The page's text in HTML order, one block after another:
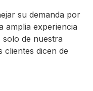
su demanda por
amplia experiencia
de nuestra
clientes dicen de